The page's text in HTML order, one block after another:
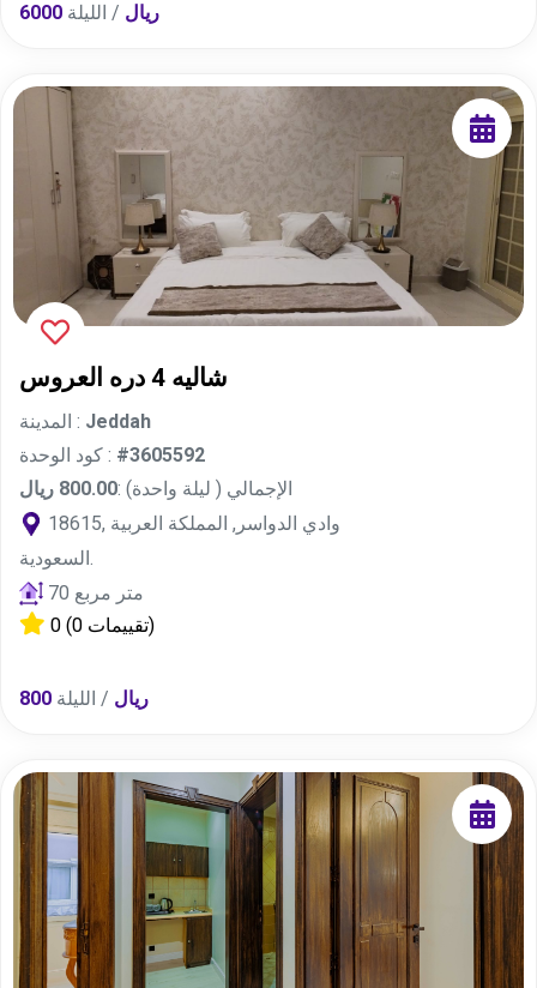
6000 ريال / الليلة
شاليه 4 دره العروس
المدينة : Jeddah
كود الوحدة : #3605592
الإجمالي ( ليلة واحدة) :800.00 ريال
18615, وادي الدواسر, المملكة العربية
السعودية.
70 متر مربع
0
(0 تقييمات)
800 ريال / الليلة